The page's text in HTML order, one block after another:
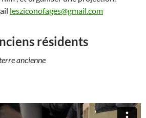
lesziconofages@gmail.com
résidents
ancienne